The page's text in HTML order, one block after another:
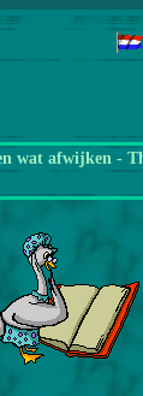
wat afwijken -